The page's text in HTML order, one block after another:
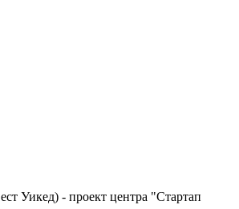
Уикед) - проект центра "Стартап